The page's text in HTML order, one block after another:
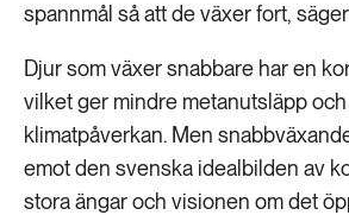
spannmål så att de växer fort,
Djur som växer snabbare har en
vilket ger mindre metanutsläpp
klimatpåverkan. Men
emot den svenska idealbilden av
stora ängar och visionen om det